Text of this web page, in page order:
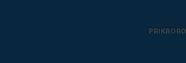
PRIKBORD